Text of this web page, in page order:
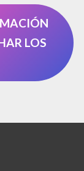
LOS